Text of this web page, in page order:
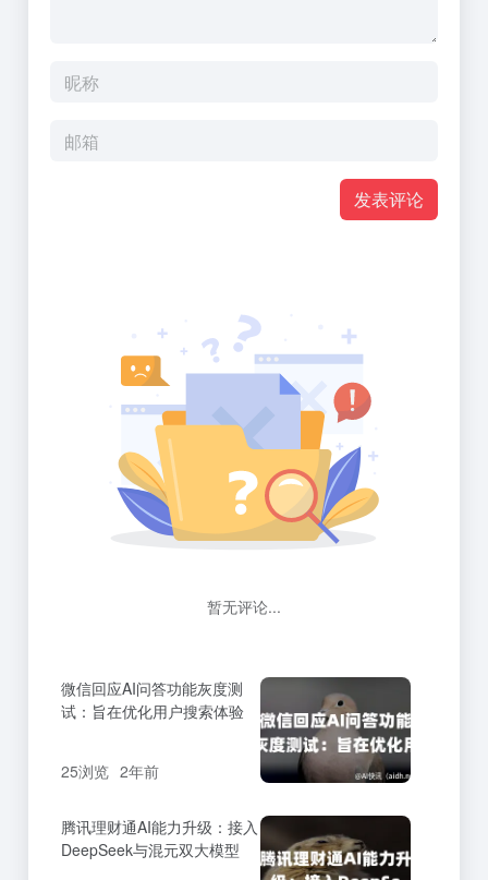
发表评论
暂无评论...
微信回应AI问答功能灰度测
试：旨在优化用户搜索体验
25浏览 2年前
腾讯理财通AI能力升级：接入
DeepSeek与混元双大模型